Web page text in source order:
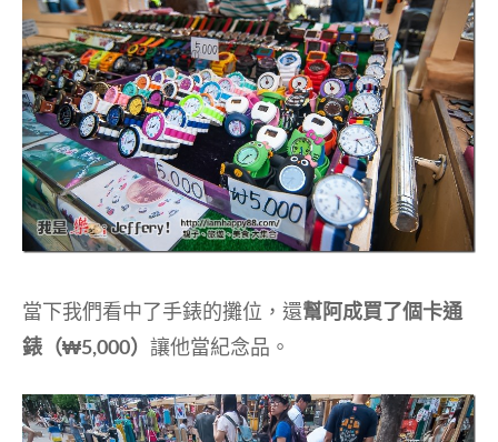
當下我們看中了手錶的攤位，還幫阿成買了個卡通
錶（₩5,000） 讓他當紀念品。